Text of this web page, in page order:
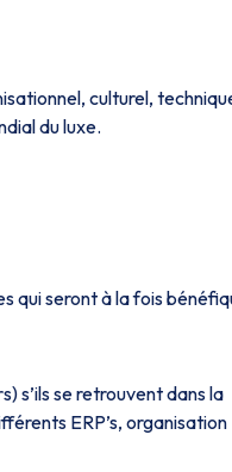
culturel,
du luxe.
qui seront à la fois
s’ils se retrouvent dans la
ERP’s, organisation